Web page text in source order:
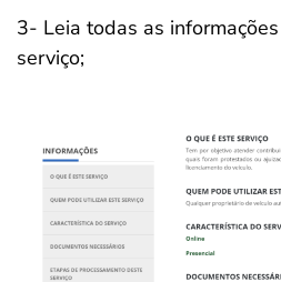
3- Leia todas as
serviço;